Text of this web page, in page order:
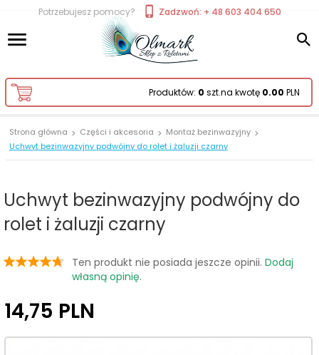
Potrzebujesz pomocy? Zadzwoń: + 48 603 404 650
Produktów: 0 szt.na kwotę 0.00 PLN
Strona główna Części i akcesoria
Montaż bezinwazyjny
Uchwyt bezinwazyjny podwójny do rolet i żaluzji czarny
Uchwyt bezinwazyjny podwójny do
rolet i żaluzji czarny
Ten produkt nie posiada jeszcze opinii. Dodaj
własną opinię.
14,75 PLN